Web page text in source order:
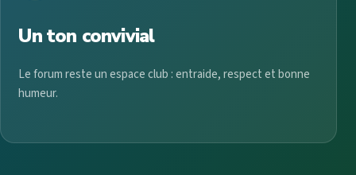
Un ton convivial
Le forum reste un espace club : entraide, respect et bonne
humeur.